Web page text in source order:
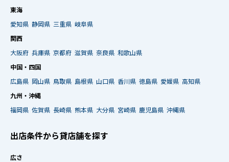
東海
愛知県 静岡県 三重県 岐阜県
関西
大阪府 兵庫県 京都府 滋賀県 奈良県 和歌山県
中国・四国
広島県 岡山県 鳥取県 島根県 山口県 香川県 徳島県 愛媛県 高知県
九州・沖縄
福岡県 佐賀県 長崎県 熊本県 大分県 宮崎県 鹿児島県 沖縄県
出店条件から貸店舗を探す
広さ